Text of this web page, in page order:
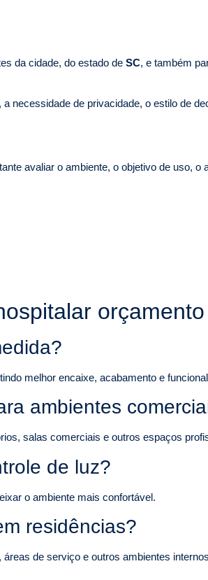
da cidade, do estado de SC, e também
necessidade de privacidade, o estilo de
avaliar o ambiente, o objetivo de uso, o
melhor encaixe, acabamento e
ambientes
salas comerciais e outros espaços
de luz?
o ambiente mais confortável.
residências?
de serviço e outros ambientes